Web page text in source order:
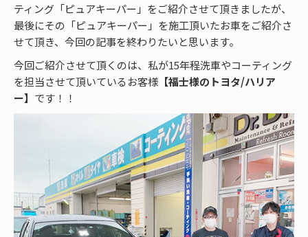
ティング「ピュアキーパー」をご紹介させて頂きましたが、
最後にその「ピュアキーパー」を施工頂いたお車をご紹介さ
せて頂き、今回の記事を終わりたいと思います。
今回ご紹介させて頂くのは、私が15年程洗車やコーティング
を担当させて頂いているお客様 【福士様のトヨタ/ハリア
ー】 です！！